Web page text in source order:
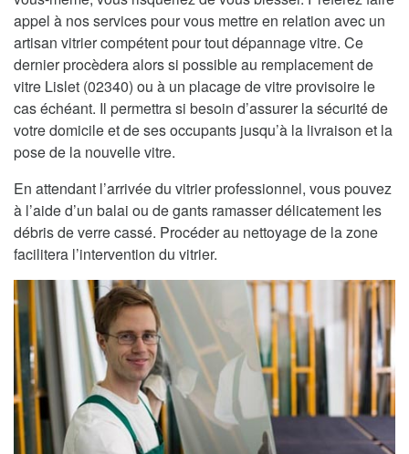
appel à nos services pour vous mettre en relation avec un
artisan vitrier compétent pour tout dépannage vitre. Ce
dernier procèdera alors si possible au remplacement de
vitre Lislet (02340) ou à un placage de vitre provisoire le
cas échéant. Il permettra si besoin d’assurer la sécurité de
votre domicile et de ses occupants jusqu’à la livraison et la
pose de la nouvelle vitre.
En attendant l’arrivée du vitrier professionnel, vous pouvez
à l’aide d’un balai ou de gants ramasser délicatement les
débris de verre cassé. Procéder au nettoyage de la zone
facilitera l’intervention du vitrier.